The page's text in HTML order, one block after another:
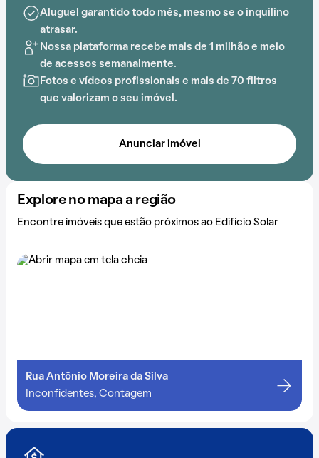
Municipal Nossa Senhora Aparecida e Colégio
Crescer.
Aluguel garantido todo mês, mesmo se o inquilino
atrasar.
Nossa plataforma recebe mais de 1 milhão e meio
de acessos semanalmente.
Fotos e vídeos profissionais e mais de 70 filtros
que valorizam o seu imóvel.
Anunciar imóvel
Explore no mapa a região
Encontre imóveis que estão próximos ao Edifício Solar
Rua Antônio Moreira da Silva
Inconfidentes, Contagem